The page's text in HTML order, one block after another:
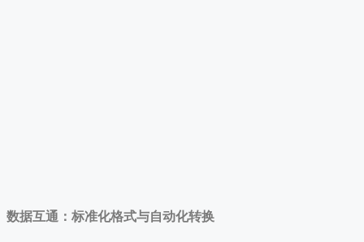
​数据互通：标准化格式与自动化转换​